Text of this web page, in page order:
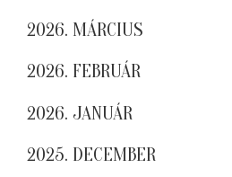
2026. MÁRCIUS
2026. FEBRUÁR
2026. JANUÁR
2025. DECEMBER